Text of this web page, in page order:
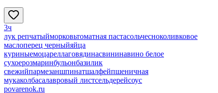
3ч
лук репчатыйморковьтоматная пастасольчесноколивковое
маслоперец черныйяйца
куриныемоцареллаговядинасвининавино белое
сухоерозмаринбульонбазилик
свежийпармезаншпинатшалфейпшеничная
мукаколбасалавровый листсельдерейсоус
povarenok.ru